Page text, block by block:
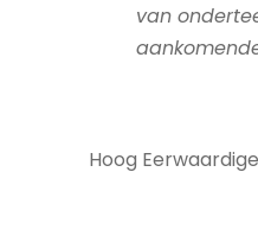
van
Hoog